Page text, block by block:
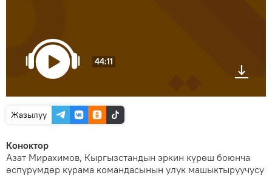
44:11
Жазылуу
Коноктор
Азат Мирахимов, Кыргызстандын эркин күрөш боюнча
өспүрүмдөр курама командасынын улук машыктыруучусу